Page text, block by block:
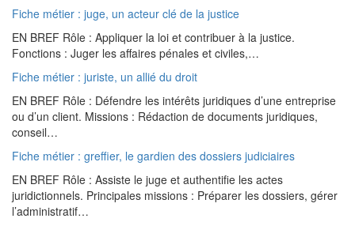
Fiche métier : juge, un acteur clé de la justice
EN BREF Rôle : Appliquer la loi et contribuer à la justice.
Fonctions : Juger les affaires pénales et civiles,…
Fiche métier : juriste, un allié du droit
EN BREF Rôle : Défendre les intérêts juridiques d’une entreprise
ou d’un client. Missions : Rédaction de documents juridiques,
conseil…
Fiche métier : greffier, le gardien des dossiers judiciaires
EN BREF Rôle : Assiste le juge et authentifie les actes
juridictionnels. Principales missions : Préparer les dossiers, gérer
l’administratif…